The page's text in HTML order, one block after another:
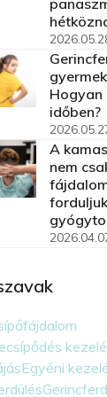
Hogyan
időben?
A
nem
forduljuk
Egyéni